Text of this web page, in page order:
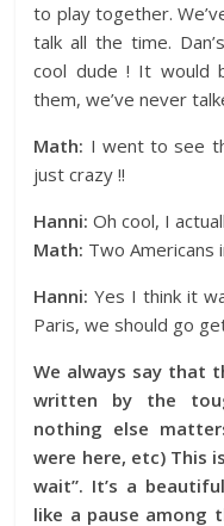
to play together.
talk all the time.
cool dude ! It would
them, we’ve never
Math: I went to see
just crazy !!
Hanni: Oh cool, I
Math: Two Americans
Hanni: Yes I think it
Paris, we should go
We always say that
written by the
nothing else
were here, etc) This
wait”. It’s a
like a pause among